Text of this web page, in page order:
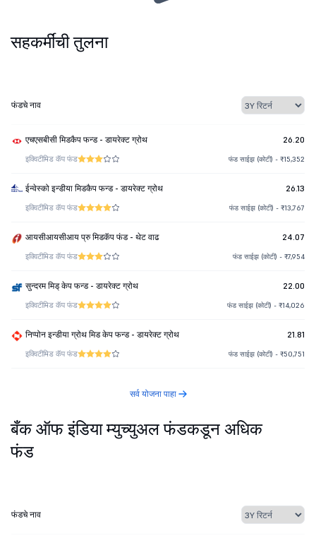
सहकर्मींची तुलना
फंडचे नाव
एचएसबीसी मिडकैप फन्ड - डायरेक्ट ग्रोथ 26.20
इक्विटीमिड कॅप फंड फंड साईझ (कोटी) - ₹15,352
ईन्वेस्को इन्डीया मिडकैप फन्ड - डायरेक्ट ग्रोथ 26.13
इक्विटीमिड कॅप फंड फंड साईझ (कोटी) - ₹13,767
आयसीआयसीआय प्रु मिडकॅप फंड - थेट वाढ 24.07
इक्विटीमिड कॅप फंड फंड साईझ (कोटी) - ₹7,954
सुन्दरम मिड् केप फन्ड - डायरेक्ट ग्रोथ 22.00
इक्विटीमिड कॅप फंड फंड साईझ (कोटी) - ₹14,026
निप्पोन इन्डीया ग्रोथ मिड केप फन्ड - डायरेक्ट ग्रोथ 21.81
इक्विटीमिड कॅप फंड फंड साईझ (कोटी) - ₹50,751
सर्व योजना पाहा
बँक ऑफ इंडिया म्युच्युअल फंडकडून अधिक
फंड
फंडचे नाव